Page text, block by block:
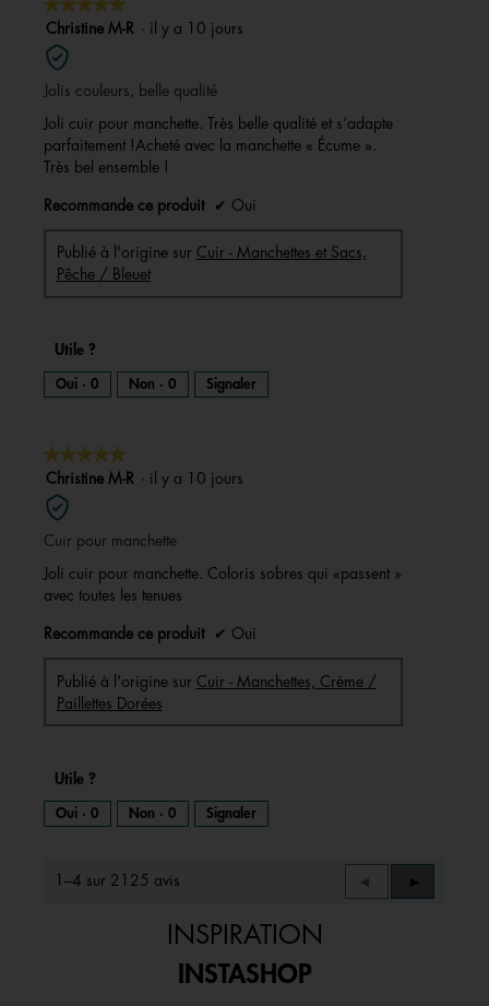
★★★★★
★★★★★
5
sur
5
étoiles.
Christine M-R · il y a 10 jours
Jolis couleurs, belle qualité
Joli cuir pour manchette. Très belle qualité et s’adapte
parfaitement !Acheté avec la manchette « Écume ».
Très bel ensemble !
Recommande ce produit ✔ Oui
Publié à l'origine sur Cuir - Manchettes et Sacs,
Pêche / Bleuet
Utile ?
Oui · 0 Non · 0 Signaler
★★★★★
★★★★★
5
sur
5
étoiles.
Christine M-R · il y a 10 jours
Cuir pour manchette
Joli cuir pour manchette. Coloris sobres qui «passent »
avec toutes les tenues
Recommande ce produit ✔ Oui
Publié à l'origine sur Cuir - Manchettes, Crème /
Paillettes Dorées
Utile ?
Oui · 0 Non · 0 Signaler
1–4 sur 2125 avis
Précédent
Reviews
◄
Suivant
Reviews
►
INSPIRATION
INSTASHOP